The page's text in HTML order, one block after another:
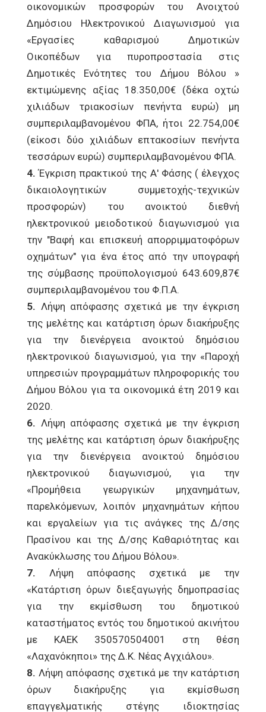
οικονομικών προσφορών του Ανοιχτού
Δημόσιου Ηλεκτρονικού Διαγωνισμού για
«Εργασίες καθαρισμού Δημοτικών
Οικοπέδων για πυροπροστασία στις
Δημοτικές Ενότητες του Δήμου Βόλου »
εκτιμώμενης αξίας 18.350,00€ (δέκα οχτώ
χιλιάδων τριακοσίων πενήντα ευρώ) μη
συμπεριλαμβανομένου ΦΠΑ, ήτοι 22.754,00€
(είκοσι δύο χιλιάδων επτακοσίων πενήντα
τεσσάρων ευρώ) συμπεριλαμβανομένου ΦΠΑ.
4. Έγκριση πρακτικού της Α' Φάσης ( έλεγχος
δικαιολογητικών συμμετοχής-τεχνικών
προσφορών) του ανοικτού διεθνή
ηλεκτρονικού μειοδοτικού διαγωνισμού για
την "Βαφή και επισκευή απορριμματοφόρων
οχημάτων" για ένα έτος από την υπογραφή
της σύμβασης προϋπολογισμού 643.609,87€
συμπεριλαμβανομένου του Φ.Π.Α.
5. Λήψη απόφασης σχετικά με την έγκριση
της μελέτης και κατάρτιση όρων διακήρυξης
για την διενέργεια ανοικτού δημόσιου
ηλεκτρονικού διαγωνισμού, για την «Παροχή
υπηρεσιών προγραμμάτων πληροφορικής του
Δήμου Βόλου για τα οικονομικά έτη 2019 και
2020.
6. Λήψη απόφασης σχετικά με την έγκριση
της μελέτης και κατάρτιση όρων διακήρυξης
για την διενέργεια ανοικτού δημόσιου
ηλεκτρονικού διαγωνισμού, για την
«Προμήθεια γεωργικών μηχανημάτων,
παρελκόμενων, λοιπόν μηχανημάτων κήπου
και εργαλείων για τις ανάγκες της Δ/σης
Πρασίνου και της Δ/σης Καθαριότητας και
Ανακύκλωσης του Δήμου Βόλου».
7. Λήψη απόφασης σχετικά με την
«Κατάρτιση όρων διεξαγωγής δημοπρασίας
για την εκμίσθωση του δημοτικού
καταστήματος εντός του δημοτικού ακινήτου
με ΚΑΕΚ 350570504001 στη θέση
«Λαχανόκηποι» της Δ.Κ. Νέας Αγχιάλου».
8. Λήψη απόφασης σχετικά με την κατάρτιση
όρων διακήρυξης για εκμίσθωση
επαγγελματικής στέγης ιδιοκτησίας